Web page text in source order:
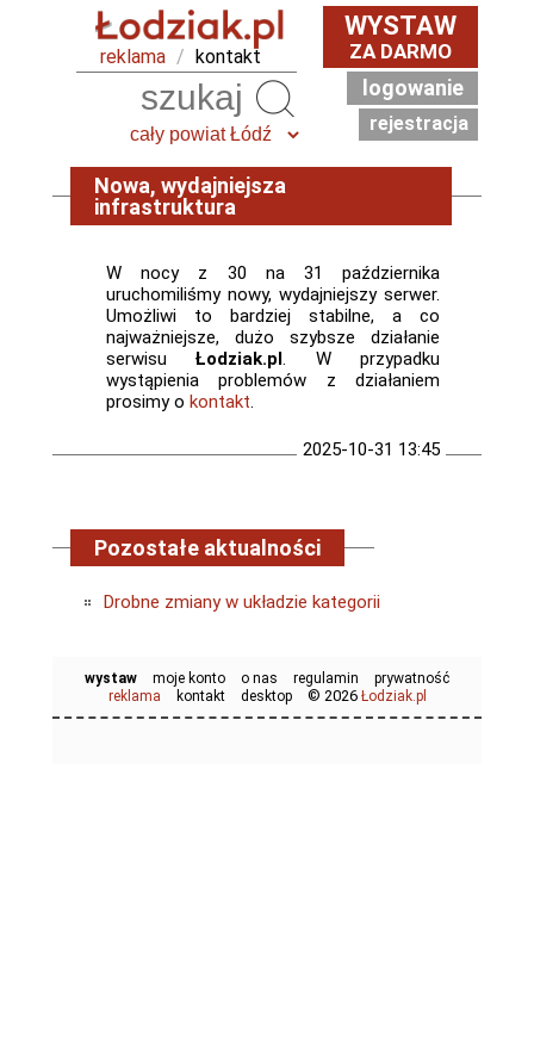
reklama / kontakt
WYSTAW
ZA DARMO
logowanie
rejestracja
Nowa, wydajniejsza
infrastruktura
W nocy z 30 na 31 października
uruchomiliśmy nowy, wydajniejszy serwer.
Umożliwi to bardziej stabilne, a co
najważniejsze, dużo szybsze działanie
serwisuŁodziak.pl. W przypadku
wystąpienia problemów z działaniem
prosimy o kontakt.
2025-10-31 13:45
Pozostałe aktualności
Drobne zmiany w układzie kategorii
wystaw moje konto o nas regulamin
prywatność
reklama
kontakt desktop © 2026 Łodziak.pl